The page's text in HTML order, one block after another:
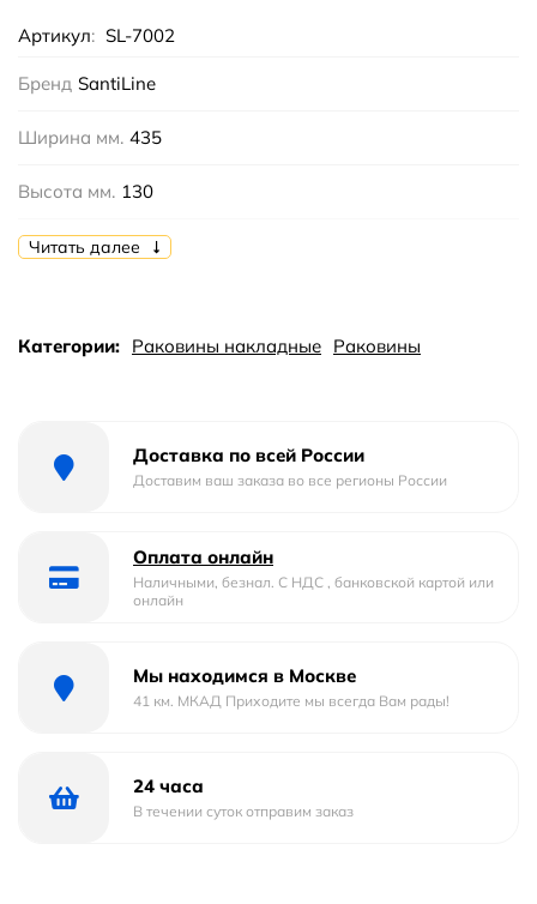
Артикул: SL-7002
Бренд SantiLine
Ширина мм. 435
Высота мм. 130
Глубина мм. 435
Форма округлая
Страна бренда Россия
Глубина 43.5 м
Ширина 43.5 м
Высота
Читать далее
Категории: Раковины накладные Раковины
Доставка по всей России
Доставим ваш заказа во все регионы России
Оплата онлайн
Наличными, безнал. С НДС , банковской картой или
онлайн
Мы находимся в Москве
41 км. МКАД Приходите мы всегда Вам рады!
24 часа
В течении суток отправим заказ